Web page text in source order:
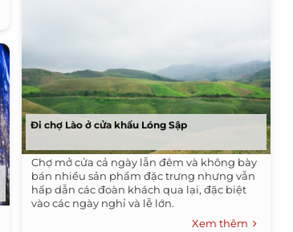
Đi chợ Lào ở cửa khẩu Lóng Sập
Chợ mở cửa cả ngày lẫn đêm và không bày
bán nhiều sản phẩm đặc trưng nhưng vẫn
hấp dẫn các đoàn khách qua lại, đặc biệt
vào các ngày nghỉ và lễ lớn.
Xem thêm